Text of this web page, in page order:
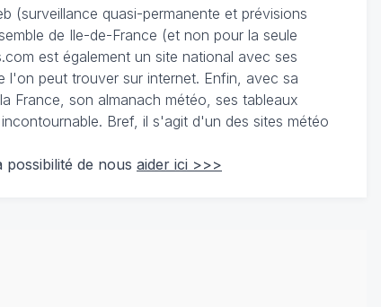
(surveillance quasi-permanente et prévisions
de Ile-de-France (et non pour la seule
est également un site national avec ses
l'on peut trouver sur internet. Enfin, avec sa
France, son almanach météo, ses tableaux
Bref, il s'agit d'un des sites météo
de nous aider ici >>>